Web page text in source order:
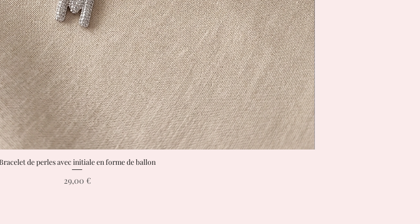
Aperçu rapide
de perles avec initiale en forme de ballon
Prix
29,00 €